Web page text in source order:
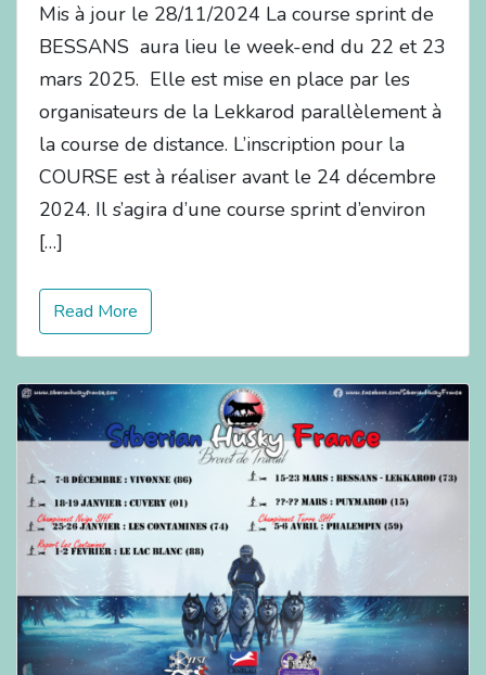
Mis à jour le 28/11/2024 La course sprint de
BESSANS aura lieu le week-end du 22 et 23
mars 2025. Elle est mise en place par les
organisateurs de la Lekkarod parallèlement à
la course de distance. L’inscription pour la
COURSE est à réaliser avant le 24 décembre
2024. Il s’agira d’une course sprint d’environ
[…]
Read More